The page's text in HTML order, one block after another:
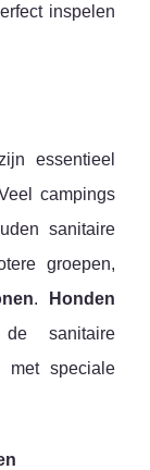
inspelen
essentieel
campings
sanitaire
groepen,
.
Honden
sanitaire
met speciale